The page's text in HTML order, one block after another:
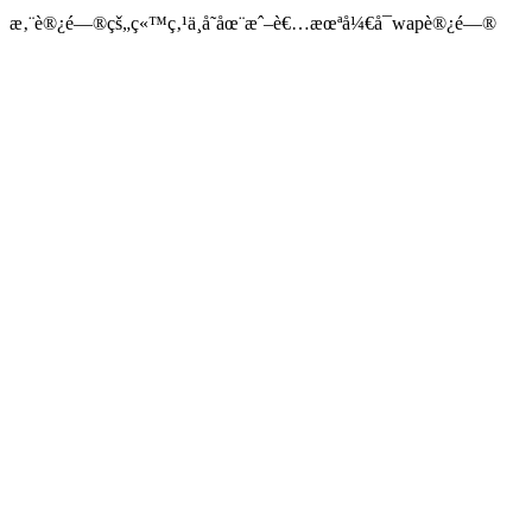
æ‚¨è®¿é—®çš„ç«™ç‚¹ä¸å­˜åœ¨æˆ–è€…æœªå¼€å¯wapè®¿é—®